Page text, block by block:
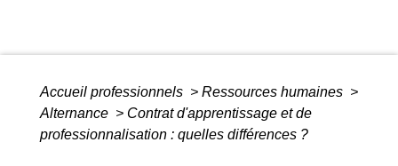
Accueil professionnels > Ressources humaines >
Alternance > Contrat d'apprentissage et de
professionnalisation : quelles différences ?